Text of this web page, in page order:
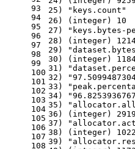
93
94
95
96
97
98
99
100
101
102
103
104
105
106
107
108
25)
26) (integer) 10
27) "keys.bytes-
28) (integer)
29)
30) (integer)
31)
32)
33)
34)
35)
36) (integer)
37)
38) (integer)
39)